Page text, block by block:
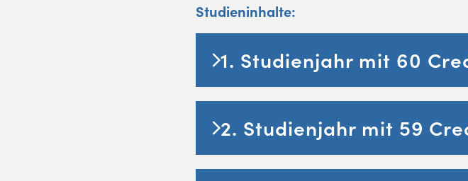
Studieninhalte:
1. Studienjahr mit 60
2. Studienjahr mit 59